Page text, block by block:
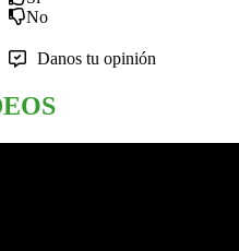
No
Danos tu opinión